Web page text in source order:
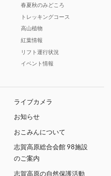
春夏秋のみどころ
トレッキングコース
高山植物
紅葉情報
リフト運行状況
イベント情報
ライブカメラ
お知らせ
おこみんについて
志賀高原総合会館 98施設
のご案内
志賀高原の自然保護活動